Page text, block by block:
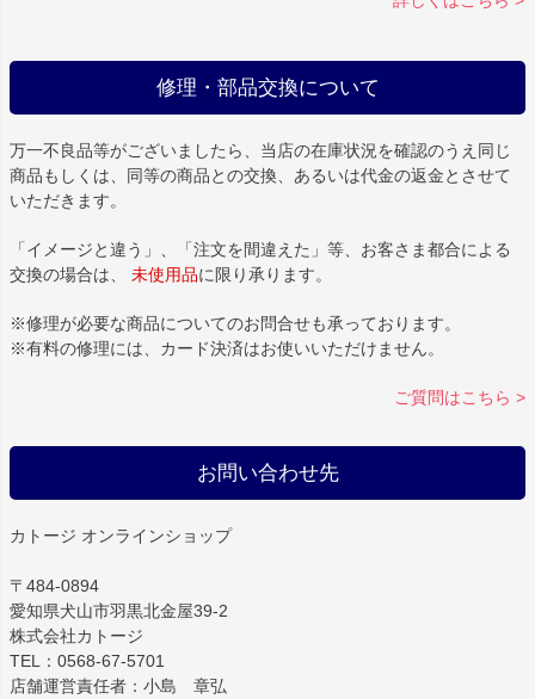
修理・部品交換について
万一不良品等がございましたら、当店の在庫状況を確認のうえ同じ
商品もしくは、同等の商品との交換、あるいは代金の返金とさせて
いただきます。
「イメージと違う」、「注文を間違えた」等、お客さま都合による
交換の場合は、 未使用品に限り承ります。
※修理が必要な商品についてのお問合せも承っております。
※有料の修理には、カード決済はお使いいただけません。
ご質問はこちら >
お問い合わせ先
カトージ オンラインショップ
〒484-0894
愛知県犬山市羽黒北金屋39-2
株式会社カトージ
TEL：0568-67-5701
店舗運営責任者：小島 章弘